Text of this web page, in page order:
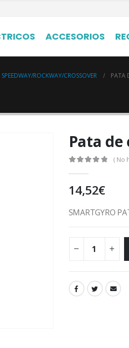
ACCESORIOS
SPEEDWAY/ROCKWAY/CROSSOVER PATA
Pata de
( No
14,52€
SMARTGYRO